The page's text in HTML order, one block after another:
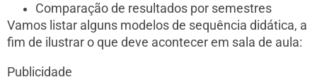
Comparação de resultados por semestres
Vamos listar alguns modelos de sequência didática, a
fim de ilustrar o que deve acontecer em sala de aula:
Publicidade